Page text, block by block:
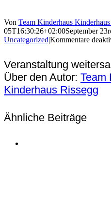
Von Team Kinderhaus
05T16:30:26+02:00September
Uncategorized|Kommentare
Veranstaltung
Facebook
Twitter
LinkedIn
Pinterest
E-
Mail
Über den Autor: Team
Kinderhaus Rissegg
Ähnliche Beiträge